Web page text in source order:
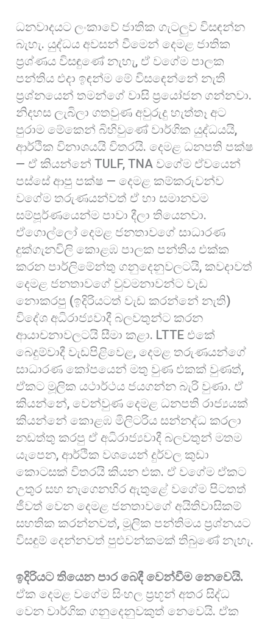
ධනවාදයට ලංකාවේ ජාතික ගැටලුව විසඳන්න
බැහැ. යුද්ධය අවසන් වීමෙන් දෙමළ ජාතික
ප්‍රශ්ණය විසඳුණේ නැහැ, ඒ වගේම පාලක
පන්තිය එදා ඉඳන්ම මේ විසඳෙන්නේ නැති
ප්‍රශ්නයෙන් තමන්ගේ වාසි ප්‍රයෝජන ගන්නවා.
නිදහස ලැබිලා ගතවුණ අවුරුදු හැත්තෑ අට
පුරාම මේකෙන් බිහිවුණේ වාර්ගික යුද්ධයයි,
ආර්ථික විනාශයයි විතරයි. දෙමළ ධනපති පක්ෂ
— ඒ කියන්නේ TULF, TNA වගේම ඒවයෙන්
පස්සේ ආපු පක්ෂ — දෙමළ කම්කරුවන්ව
වගේම තරුණයන්වත් ඒ හා සමානවම
සම්පූර්ණයෙන්ම පාවා දීලා තියෙනවා.
ඒගොල්ලෝ දෙමළ ජනතාවගේ සාධාරණ
දුක්ගැනවිලි කොළඹ පාලක පන්තිය එක්ක
කරන පාර්ලිමේන්තු ගනුදෙනුවලටයි, කවදාවත්
දෙමළ ජනතාවගේ වුවමනාවන්ට වැඩ
නොකරපු (ඉදිරියටත් වැඩ කරන්නේ නැති)
විදේශ අධිරාජ්‍යවාදී බලවතුන්ට කරන
ආයාචනාවලටයි සීමා කළා. LTTE එකේ
බෙදුම්වාදී වැඩපිළිවෙළ, දෙමළ තරුණයන්ගේ
සාධාරණ කෝපයෙන් මතු වුණ එකක් වුණත්,
ඒකට මූලික යථාර්ථය ජයගන්න බැරි වුණා. ඒ
කියන්නේ, වෙන්වුණ දෙමළ ධනපති රාජ්‍යයක්
කියන්නේ කොළඹ මිලිටරිය සන්නද්ධ කරලා
නඩත්තු කරපු ඒ අධිරාජ්‍යවාදී බලවතුන් මතම
යැපෙන, ආර්ථික වශයෙන් දුර්වල කුඩා
කොටසක් විතරයි කියන එක. ඒ වගේම ඒකට
උතුර සහ නැගෙනහිර ඇතුළේ වගේම පිටතත්
ජීවත් වෙන දෙමළ ජනතාවගේ අයිතිවාසිකම්
සහතික කරන්නවත්, මූලික පන්තිමය ප්‍රශ්නයට
විසඳුම් දෙන්නවත් පුළුවන්කමක් තිබුණේ නැහැ.
ඉදිරියට තියෙන පාර බෙදී වෙන්වීම නෙවෙයි.
ඒක දෙමළ වගේම සිංහල ප්‍රභූන් අතර සිද්ධ
වෙන වාර්ගික ගනුදෙනුවකුත් නෙවෙයි. ඒක